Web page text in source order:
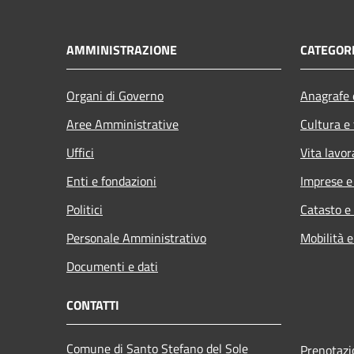
AMMINISTRAZIONE
Organi di Governo
Aree Amministrative
Uffici
Enti e fondazioni
Politici
Personale Amministrativo
Documenti e dati
Cultura
Vita
Imprese
Catasto
Mobilità
CONTATTI
Comune di Santo Stefano del Sole